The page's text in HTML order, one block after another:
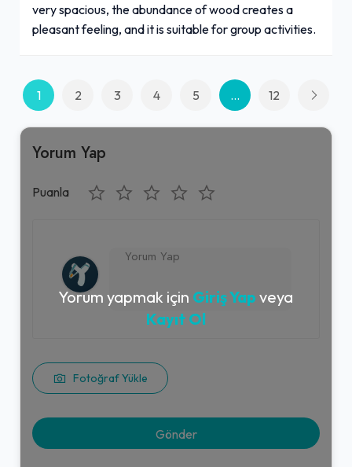
very spacious, the abundance of wood creates a
pleasant feeling, and it is suitable for group activities.
1 2 3 4 5 ... 12
Yorum Yap
Puanla
Fotoğraf Yükle
Yorum yapmak için Giriş Yap veya
Kayıt Ol